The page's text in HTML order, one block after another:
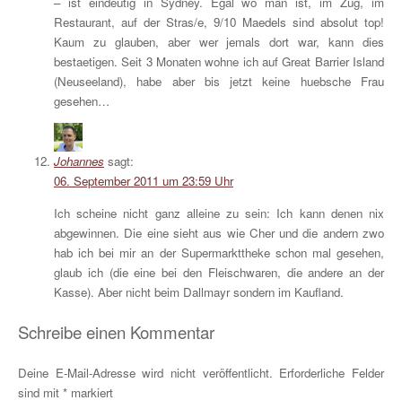
Restaurant, auf der Stras/e, 9/10 Maedels sind absolut top!
Kaum zu glauben, aber wer jemals dort war, kann dies
bestaetigen. Seit 3 Monaten wohne ich auf Great Barrier Island
(Neuseeland), habe aber bis jetzt keine huebsche Frau
gesehen…
Johannes sagt:
06. September 2011 um 23:59 Uhr
Ich scheine nicht ganz alleine zu sein: Ich kann denen nix
abgewinnen. Die eine sieht aus wie Cher und die andern zwo
hab ich bei mir an der Supermarkttheke schon mal gesehen,
glaub ich (die eine bei den Fleischwaren, die andere an der
Kasse). Aber nicht beim Dallmayr sondern im Kaufland.
Schreibe einen Kommentar
Deine E-Mail-Adresse wird nicht veröffentlicht. Erforderliche Felder
sind mit * markiert